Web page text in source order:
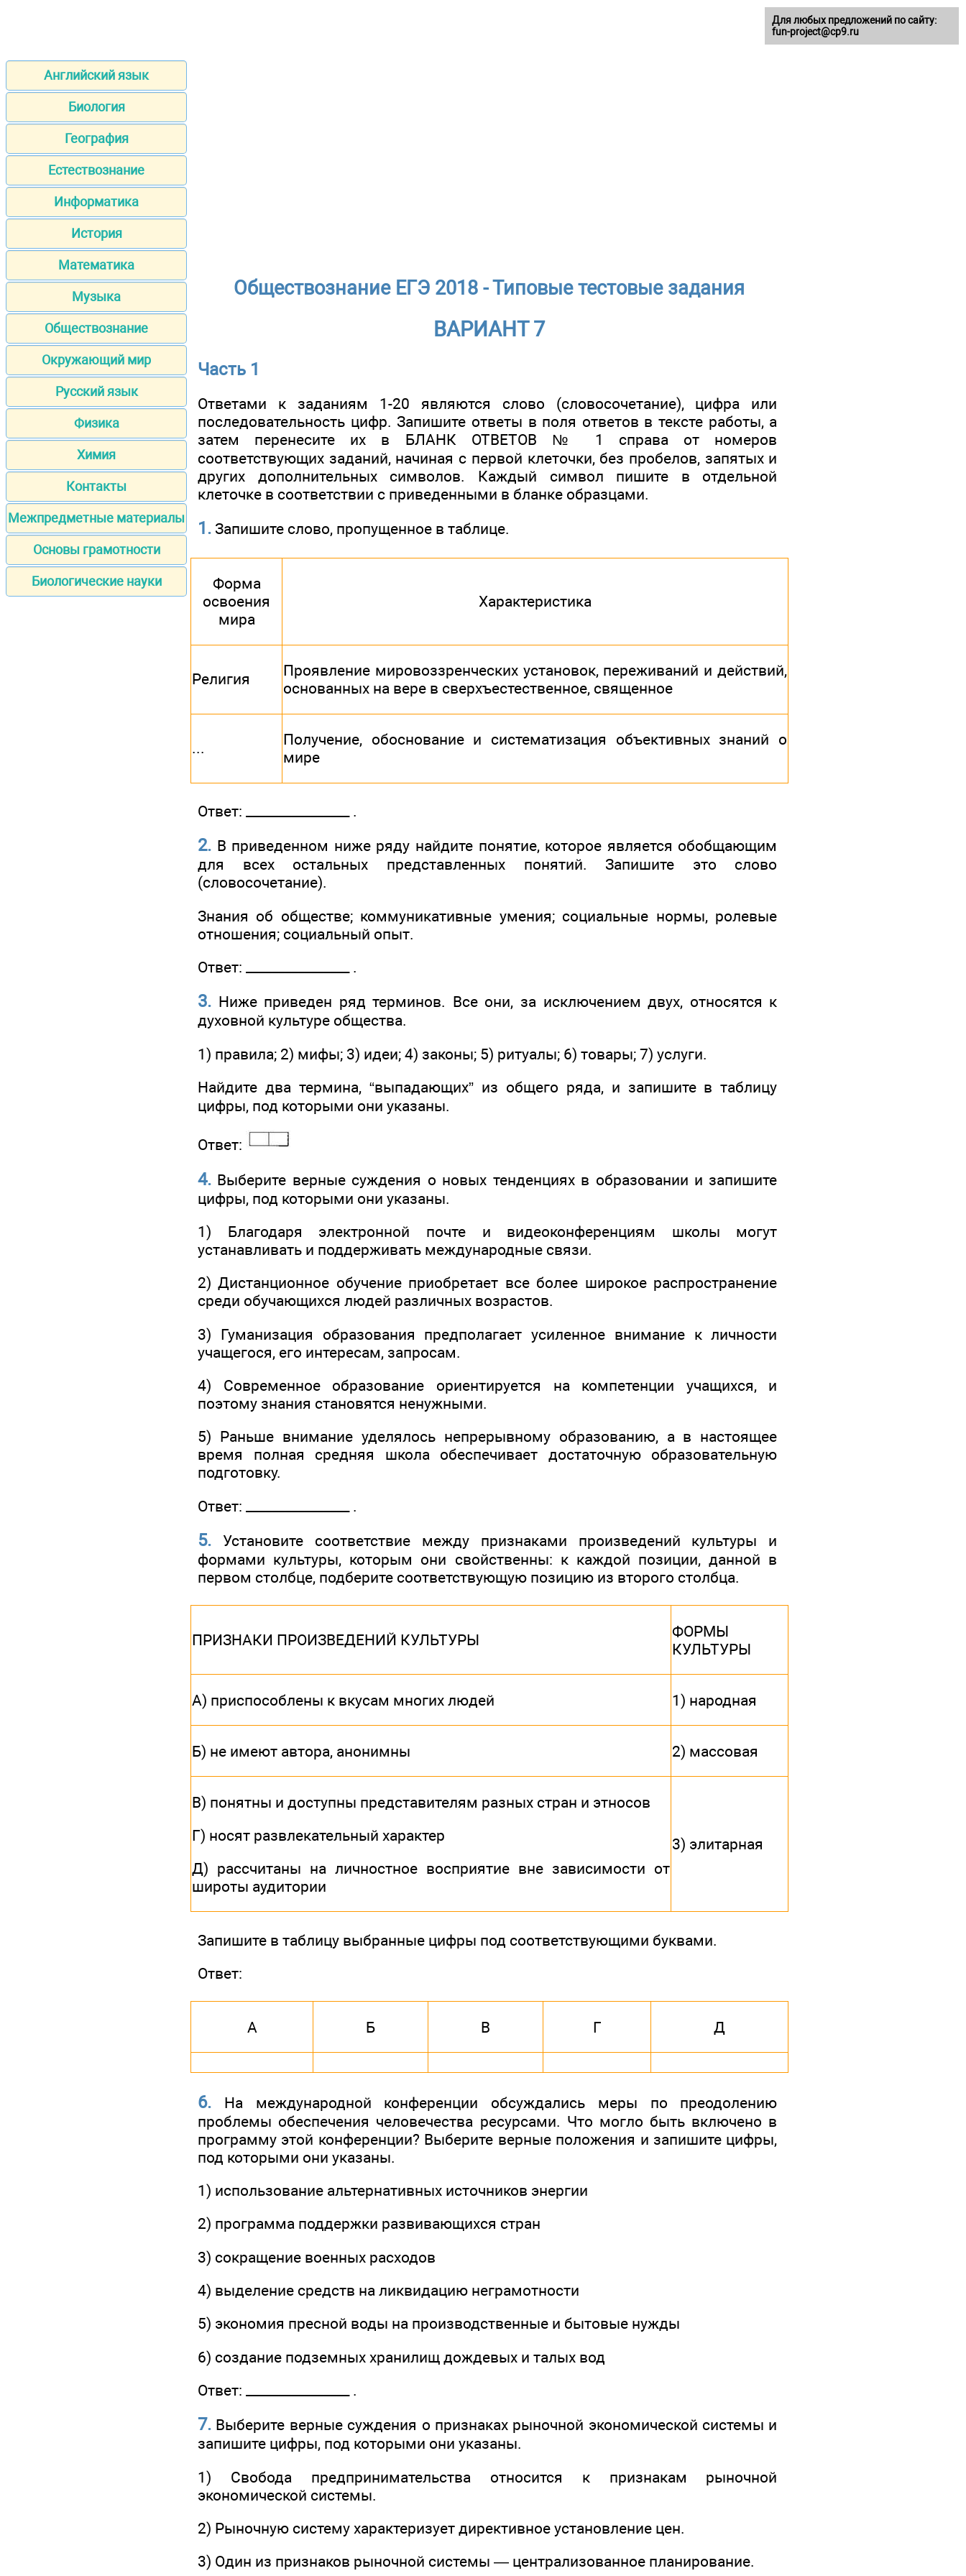
Английский язык
Биология
География
Естествознание
Информатика
История
Математика
Музыка
Обществознание
Окружающий мир
Русский язык
Физика
Химия
Контакты
Межпредметные материалы
Основы грамотности
Биологические науки
Обществознание ЕГЭ 2018 - Типовые тестовые задания
ВАРИАНТ 7
Часть 1
Ответами к заданиям 1-20 являются слово (словосочетание), цифра или
последовательность цифр. Запишите ответы в поля ответов в тексте работы, а
затем перенесите их в БЛАНК ОТВЕТОВ № 1 справа от номеров
соответствующих заданий, начиная с первой клеточки, без пробелов, запятых и
других дополнительных символов. Каждый символ пишите в отдельной
клеточке в соответствии с приведенными в бланке образцами.
1. Запишите слово, пропущенное в таблице.
Форма
освоения
мира
Характеристика
Религия
Проявление мировоззренческих установок, переживаний и действий,
основанных на вере в сверхъестественное, священное
...
Получение, обоснование и систематизация объективных знаний о
мире
Ответ: ________________ .
2. В приведенном ниже ряду найдите понятие, которое является обобщающим
для всех остальных представленных понятий. Запишите это слово
(словосочетание).
Знания об обществе; коммуникативные умения; социальные нормы, ролевые
отношения; социальный опыт.
Ответ: ________________ .
3. Ниже приведен ряд терминов. Все они, за исключением двух, относятся к
духовной культуре общества.
1) правила; 2) мифы; 3) идеи; 4) законы; 5) ритуалы; 6) товары; 7) услуги.
Найдите два термина, “выпадающих” из общего ряда, и запишите в таблицу
цифры, под которыми они указаны.
Ответ:
4. Выберите верные суждения о новых тенденциях в образовании и запишите
цифры, под которыми они указаны.
1) Благодаря электронной почте и видеоконференциям школы могут
устанавливать и поддерживать международные связи.
2) Дистанционное обучение приобретает все более широкое распространение
среди обучающихся людей различных возрастов.
3) Гуманизация образования предполагает усиленное внимание к личности
учащегося, его интересам, запросам.
4) Современное образование ориентируется на компетенции учащихся, и
поэтому знания становятся ненужными.
5) Раньше внимание уделялось непрерывному образованию, а в настоящее
время полная средняя школа обеспечивает достаточную образовательную
подготовку.
Ответ: ________________ .
5. Установите соответствие между признаками произведений культуры и
формами культуры, которым они свойственны: к каждой позиции, данной в
первом столбце, подберите соответствующую позицию из второго столбца.
ПРИЗНАКИ ПРОИЗВЕДЕНИЙ КУЛЬТУРЫ
ФОРМЫ
КУЛЬТУРЫ
А) приспособлены к вкусам многих людей 1) народная
Б) не имеют автора, анонимны 2) массовая
В) понятны и доступны представителям разных стран и этносов
Г) носят развлекательный характер
Д) рассчитаны на личностное восприятие вне зависимости от
широты аудитории
3) элитарная
Запишите в таблицу выбранные цифры под соответствующими буквами.
Ответ:
А Б В Г Д
6. На международной конференции обсуждались меры по преодолению
проблемы обеспечения человечества ресурсами. Что могло быть включено в
программу этой конференции? Выберите верные положения и запишите цифры,
под которыми они указаны.
1) использование альтернативных источников энергии
2) программа поддержки развивающихся стран
3) сокращение военных расходов
4) выделение средств на ликвидацию неграмотности
5) экономия пресной воды на производственные и бытовые нужды
6) создание подземных хранилищ дождевых и талых вод
Ответ: ________________ .
7. Выберите верные суждения о признаках рыночной экономической системы и
запишите цифры, под которыми они указаны.
1) Свобода предпринимательства относится к признакам рыночной
экономической системы.
2) Рыночную систему характеризует директивное установление цен.
3) Один из признаков рыночной системы — централизованное планирование.
Для любых предложений по сайту:
fun-project@cp9.ru